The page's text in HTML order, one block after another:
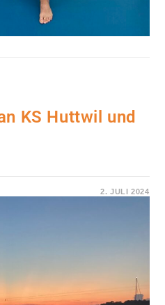
KS Huttwil und
2. JULI 2024